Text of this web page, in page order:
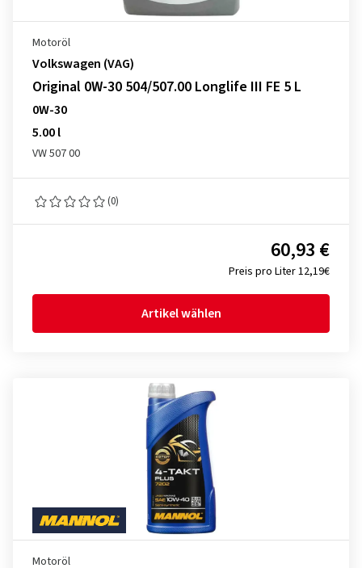
Motoröl
Volkswagen (VAG)
Original 0W-30 504/507.00 Longlife III FE 5 L
0W-30
5.00 l
VW 507 00
(0)
Preis pro Liter 12,19€
60,93 €
Artikel wählen
Motoröl